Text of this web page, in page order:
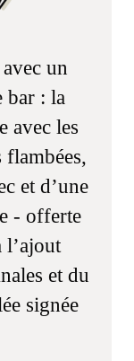
un
bar : la
avec les
flambées,
et d’une
- offerte
l’ajout
et du
signée